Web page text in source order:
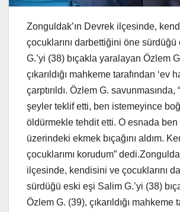
Zonguldak’ın Devrek ilçesinde,
çocuklarını darbettiğini öne
G.’yi (38) bıçakla yaralayan Özlem
çıkarıldığı mahkeme tarafından ‘ev
çarptırıldı. Özlem G. savunmasında,
şeyler teklif etti, ben istemeyince
öldürmekle tehdit etti. O esnada ben
üzerindeki ekmek bıçağını aldım.
çocuklarımı korudum”
ilçesinde, kendisini ve çocuklarını
sürdüğü eski eşi Salim G.’yi (38)
Özlem G. (39), çıkarıldığı mahkeme